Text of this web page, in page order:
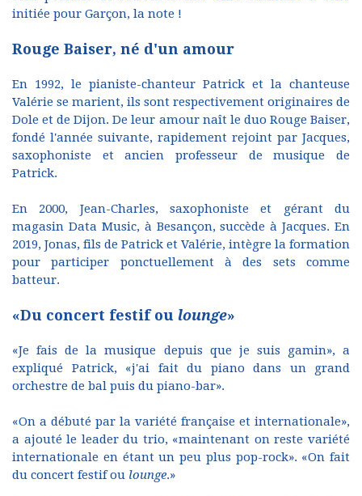
initiée pour Garçon, la note !
Rouge Baiser, né d'un amour
En 1992, le pianiste-chanteur Patrick et la chanteuse
Valérie se marient, ils sont respectivement originaires de
Dole et de Dijon. De leur amour naît le duo Rouge Baiser,
fondé l'année suivante, rapidement rejoint par Jacques,
saxophoniste et ancien professeur de musique de
Patrick.
En 2000, Jean-Charles, saxophoniste et gérant du
magasin Data Music, à Besançon, succède à Jacques. En
2019, Jonas, fils de Patrick et Valérie, intègre la formation
pour participer ponctuellement à des sets comme
batteur.
«Du concert festif ou lounge»
«Je fais de la musique depuis que je suis gamin», a
expliqué Patrick, «j'ai fait du piano dans un grand
orchestre de bal puis du piano-bar».
«On a débuté par la variété française et internationale»,
a ajouté le leader du trio, «maintenant on reste variété
internationale en étant un peu plus pop-rock». «On fait
du concert festif ou lounge.»